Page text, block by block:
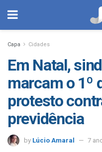
Capa Cidades
Em Natal,
marcam o 1º
protesto
previdência
by Lúcio Amaral 7